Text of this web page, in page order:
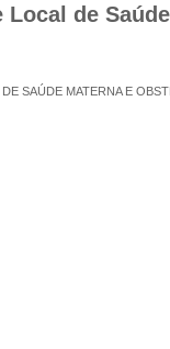
de
SAÚDE MATERNA E